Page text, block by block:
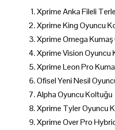
Xprime Anka Fileli
Xprime King Oyuncu
Xprime Omega
Xprime Vision Oyuncu
Xprime Leon Pro
Ofisel Yeni Nesil
Alpha Oyuncu Koltuğu
Xprime Tyler Oyuncu
Xprime Over Pro